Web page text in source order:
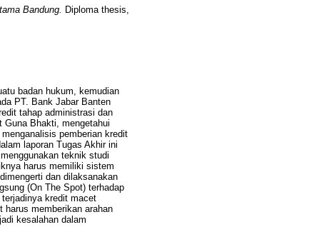
Bandung.
Diploma thesis,
badan hukum, kemudian
PT. Bank Jabar Banten
tahap administrasi dan
Guna Bhakti, mengetahui
pemberian kredit
laporan Tugas Akhir ini
teknik studi
harus memiliki sistem
dan dilaksanakan
(On The Spot) terhadap
kredit macet
harus memberikan arahan
kesalahan dalam